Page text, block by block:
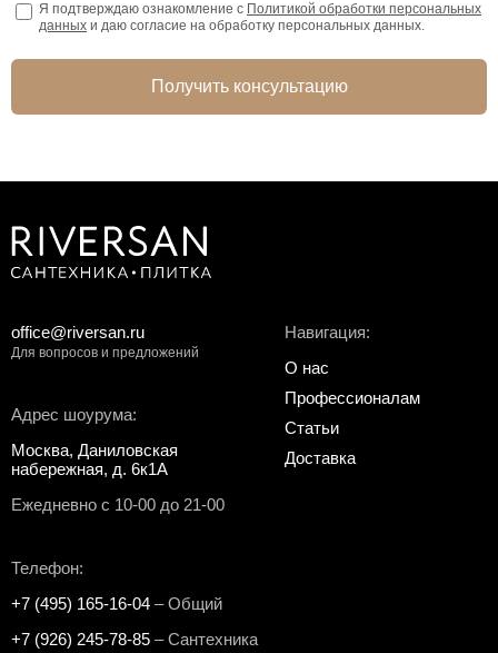
Я подтверждаю ознакомление с Политикой обработки персональных
данных и даю согласие на обработку персональных данных.
Получить консультацию
Адрес шоурума:
Москва, Даниловская
набережная, д. 6к1А
Ежедневно с 10-00 до 21-00
Телефон:
+7 (495) 165-16-04 – Общий
+7 (926) 245-78-85 – Сантехника
Навигация:
О нас
Профессионалам
Статьи
Доставка
office@riversan.ru
Для вопросов и предложений